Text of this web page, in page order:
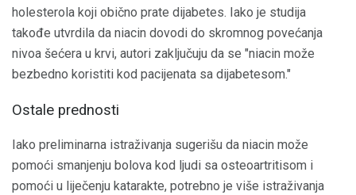
holesterola koji obično prate dijabetes. Iako je studija
takođe utvrdila da niacin dovodi do skromnog povećanja
nivoa šećera u krvi, autori zaključuju da se "niacin može
bezbedno koristiti kod pacijenata sa dijabetesom."
Ostale prednosti
Iako preliminarna istraživanja sugerišu da niacin može
pomoći smanjenju bolova kod ljudi sa osteoartritisom i
pomoći u liječenju katarakte, potrebno je više istraživanja